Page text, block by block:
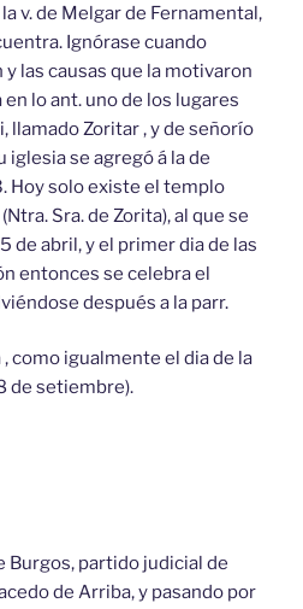
v. de Melgar de Fernamental,
Ignórase cuando
las causas que la motivaron
lo ant. uno de los lugares
llamado Zoritar , y de señorío
iglesia se agregó á la de
Hoy solo existe el templo
Sra. de Zorita), al que se
de abril, y el primer dia de las
entonces se celebra el
después a la parr.
como igualmente el dia de la
de setiembre).
Burgos, partido judicial de
de Arriba, y pasando por